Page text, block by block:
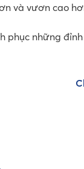
và vươn cao
phục những